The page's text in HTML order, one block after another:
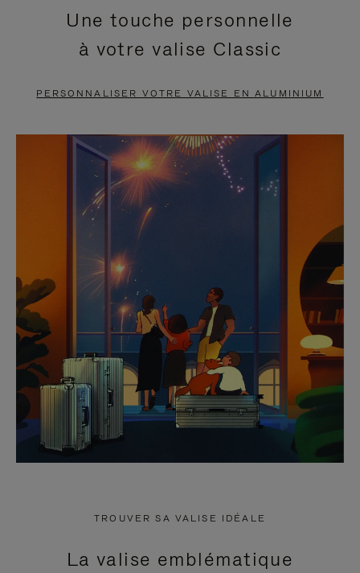
EN
PAUSE,
APPUYEZ
POUR
METTRE
PAUSE
VIDÉO
EST
DÉSACTIVÉ.
CLIQUER
POUR
RÉACTIVER
LE
SON
Une touche personnelle
à votre valise Classic
PERSONNALISER VOTRE VALISE EN ALUMINIUM
TROUVER SA VALISE IDÉALE
La valise emblématique